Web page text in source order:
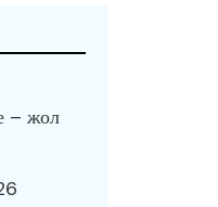
– жол